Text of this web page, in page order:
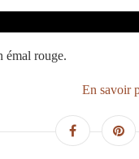
émal rouge.
En savoir